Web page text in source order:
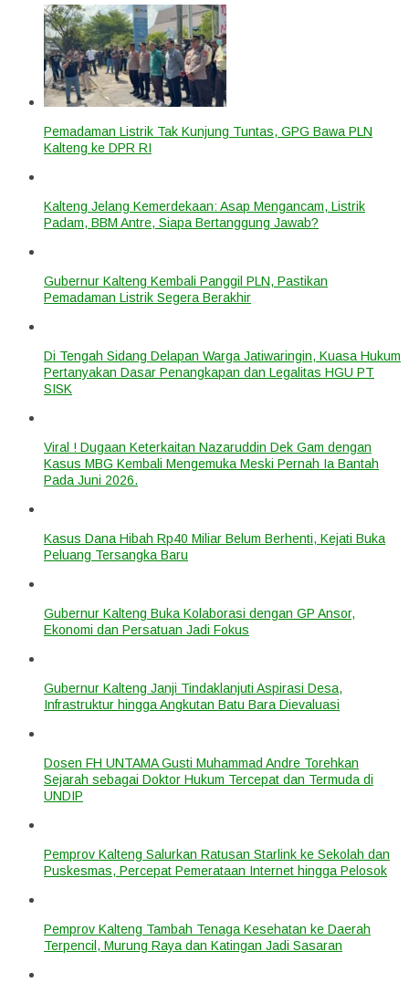
Pemadaman Listrik Tak Kunjung Tuntas, GPG Bawa PLN
Kalteng ke DPR RI
Kalteng Jelang Kemerdekaan: Asap Mengancam, Listrik
Padam, BBM Antre, Siapa Bertanggung Jawab?
Gubernur Kalteng Kembali Panggil PLN, Pastikan
Pemadaman Listrik Segera Berakhir
Di Tengah Sidang Delapan Warga Jatiwaringin, Kuasa Hukum
Pertanyakan Dasar Penangkapan dan Legalitas HGU PT
SISK
Viral ! Dugaan Keterkaitan Nazaruddin Dek Gam dengan
Kasus MBG Kembali Mengemuka Meski Pernah Ia Bantah
Pada Juni 2026.
Kasus Dana Hibah Rp40 Miliar Belum Berhenti, Kejati Buka
Peluang Tersangka Baru
Gubernur Kalteng Buka Kolaborasi dengan GP Ansor,
Ekonomi dan Persatuan Jadi Fokus
Gubernur Kalteng Janji Tindaklanjuti Aspirasi Desa,
Infrastruktur hingga Angkutan Batu Bara Dievaluasi
Dosen FH UNTAMA Gusti Muhammad Andre Torehkan
Sejarah sebagai Doktor Hukum Tercepat dan Termuda di
UNDIP
Pemprov Kalteng Salurkan Ratusan Starlink ke Sekolah dan
Puskesmas, Percepat Pemerataan Internet hingga Pelosok
Pemprov Kalteng Tambah Tenaga Kesehatan ke Daerah
Terpencil, Murung Raya dan Katingan Jadi Sasaran